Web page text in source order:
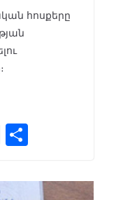
հոսքերը
V
ar